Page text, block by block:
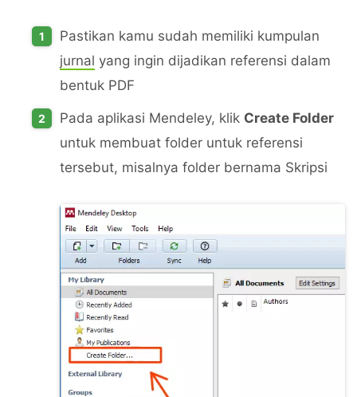
Pastikan kamu sudah memiliki kumpulan
jurnal yang ingin dijadikan referensi dalam
bentuk PDF
Pada aplikasi Mendeley, klik Create Folder
untuk membuat folder untuk referensi
tersebut, misalnya folder bernama Skripsi